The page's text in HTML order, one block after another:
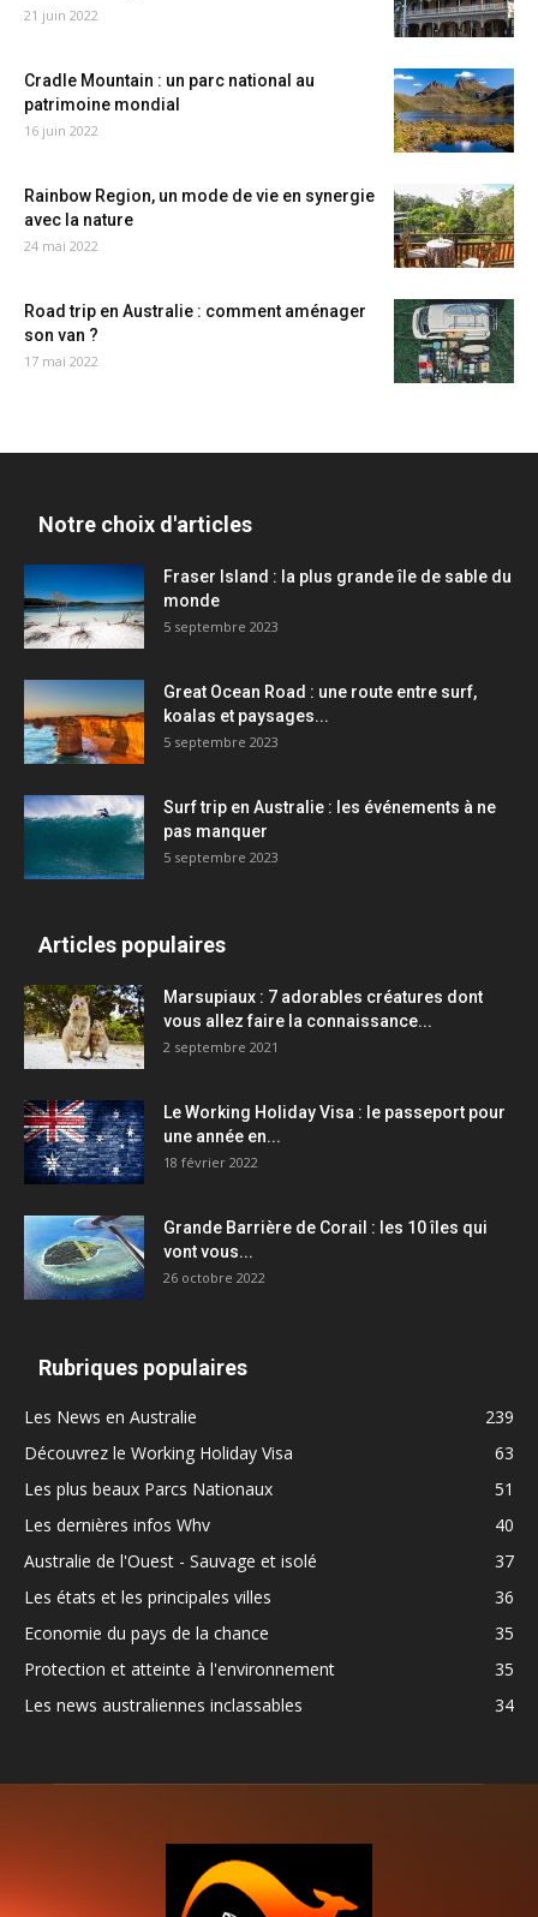
21 juin 2022
Cradle Mountain : un parc national au
patrimoine mondial
16 juin 2022
Rainbow Region, un mode de vie en synergie
avec la nature
24 mai 2022
Road trip en Australie : comment aménager
son van ?
17 mai 2022
Notre choix d'articles
Fraser Island : la plus grande île de sable du
monde
5 septembre 2023
Great Ocean Road : une route entre surf,
koalas et paysages...
5 septembre 2023
Surf trip en Australie : les événements à ne
pas manquer
5 septembre 2023
Articles populaires
Marsupiaux : 7 adorables créatures dont
vous allez faire la connaissance...
2 septembre 2021
Le Working Holiday Visa : le passeport pour
une année en...
18 février 2022
Grande Barrière de Corail : les 10 îles qui
vont vous...
26 octobre 2022
Rubriques populaires
Les News en Australie
239
Découvrez le Working Holiday Visa
63
Les plus beaux Parcs Nationaux
51
Les dernières infos Whv
40
Australie de l'Ouest - Sauvage et isolé
37
Les états et les principales villes
36
Economie du pays de la chance
35
Protection et atteinte à l'environnement
35
Les news australiennes inclassables
34